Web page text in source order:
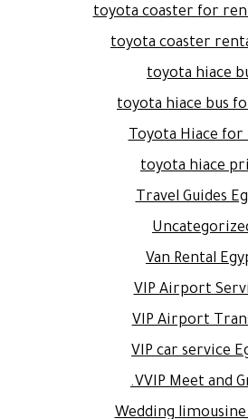
toyota coaster for
toyota coaster
toyota hiace
toyota hiace bus
Toyota Hiace
toyota hiace
Travel Guides
Van Rental
VIP Airport
VIP Airport
VIP car service
VVIP Meet and
Wedding